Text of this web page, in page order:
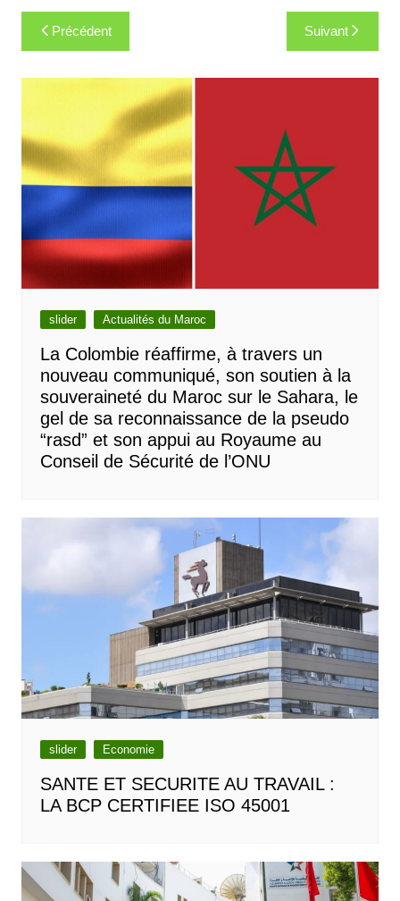
Navigation
de
l’article
Précédent Suivant
slider Actualités du Maroc
La Colombie réaffirme, à travers un
nouveau communiqué, son soutien à la
souveraineté du Maroc sur le Sahara, le
gel de sa reconnaissance de la pseudo
“rasd” et son appui au Royaume au
Conseil de Sécurité de l’ONU
slider Economie
SANTE ET SECURITE AU TRAVAIL :
LA BCP CERTIFIEE ISO 45001